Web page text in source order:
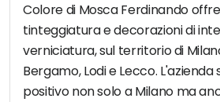
Colore di Mosca Ferdinando
tinteggiatura e decorazioni di
verniciatura, sul territorio di
Bergamo, Lodi e Lecco. L'azienda
positivo non solo a Milano ma